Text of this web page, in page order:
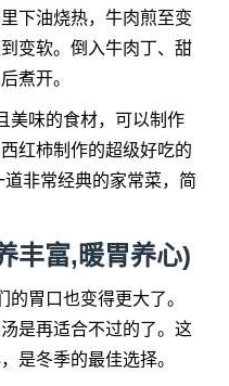
下油烧热，牛肉煎至变
变软。倒入牛肉丁、甜
煮开。
美味的食材，可以制作
红柿制作的超级好吃的
非常经典的家常菜，简
丰富,暖胃养心)
胃口也变得更大了。
是再适合不过的了。这
是冬季的最佳选择。